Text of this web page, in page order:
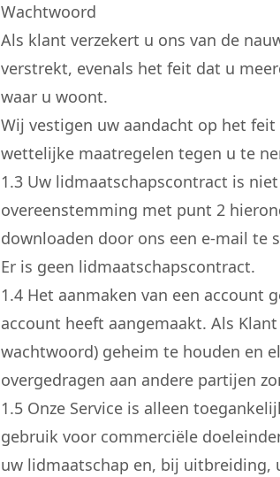
Wachtwoord
Als klant verzekert u ons van de
verstrekt, evenals het feit dat u
waar u woont.
Wij vestigen uw aandacht op het
wettelijke maatregelen tegen u te
1.3 Uw lidmaatschapscontract is
overeenstemming met punt 2
downloaden door ons een e-mail te
Er is geen lidmaatschapscontract.
1.4 Het aanmaken van een account
account heeft aangemaakt. Als
wachtwoord) geheim te houden en
overgedragen aan andere partijen
1.5 Onze Service is alleen
gebruik voor commerciële
uw lidmaatschap en, bij uitbreiding,